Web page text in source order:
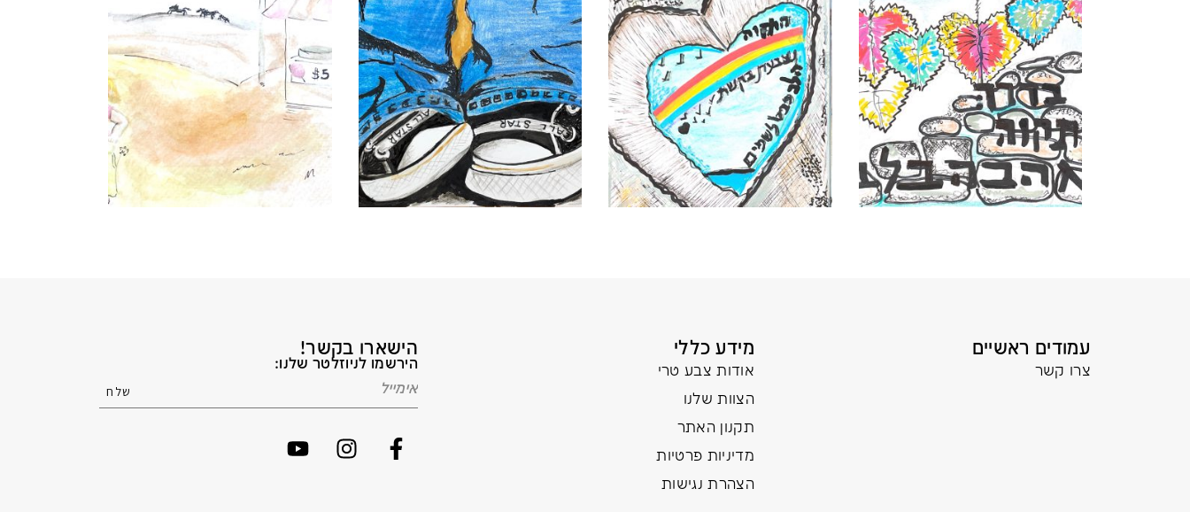
עמודים ראשיים
צרו קשר
מידע כללי
אודות צבע טרי
הצוות שלנו
תקנון האתר
מדיניות פרטיות
הצהרת נגישות
הישארו בקשר!
הירשמו לניוזלטר שלנו: